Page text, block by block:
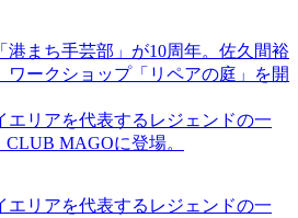
港まち手芸部」が10周年。佐久間裕
ワークショップ「リペアの庭」を開
エリアを代表するレジェンドの一
MAGOに登場。
エリアを代表するレジェンドの一